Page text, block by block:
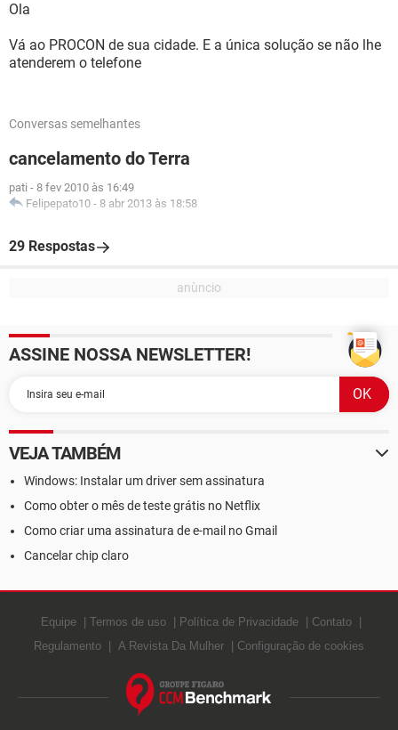
Ola
Vá ao PROCON de sua cidade. E a única solução se não lhe
atenderem o telefone
Conversas semelhantes
cancelamento do Terra
pati - 8 fev 2010 às 16:49
Felipepato10 - 8 abr 2013 às 18:58
29 Respostas
ASSINE NOSSA NEWSLETTER!
VEJA TAMBÉM
Windows: Instalar um driver sem assinatura
Como obter o mês de teste grátis no Netflix
Como criar uma assinatura de e-mail no Gmail
Cancelar chip claro
Equipe Termos de uso Política de Privacidade
Contato
Regulamento
A Revista Da Mulher Configuração de cookies